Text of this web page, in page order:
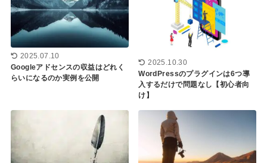
2025.07.10
Googleアドセンスの収益はどれく
らいになるのか実例を公開
2025.10.30
WordPressのプラグインは6つ導
入するだけで問題なし【初心者向
け】